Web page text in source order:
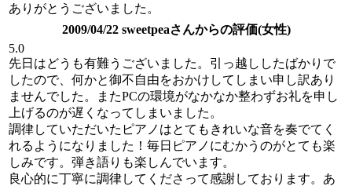
ありがとうございました。
2009/04/22 sweetpeaさんからの評価(女性)
5.0
先日はどうも有難うございました。引っ越ししたばかりで
したので、何かと御不自由をおかけしてしまい申し訳あり
ませんでした。またPCの環境がなかなか整わずお礼を申し
上げるのが遅くなってしまいました。
調律していただいたピアノはとてもきれいな音を奏でてく
れるようになりました！毎日ピアノにむかうのがとても楽
しみです。弾き語りも楽しんでいます。
良心的に丁寧に調律してくださって感謝しております。あ